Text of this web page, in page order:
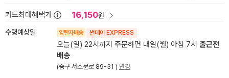
카드최대혜택가 16,150원
수령예상일 양탄자배송 썬데이 EXPRESS
오늘(일) 22시까지 주문하면 내일(월) 아침 7시 출근전
배송
(중구 서소문로 89-31 ) 변경